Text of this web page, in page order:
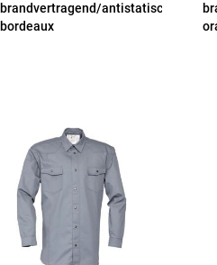
brandvertragend/antistatisch
bordeaux